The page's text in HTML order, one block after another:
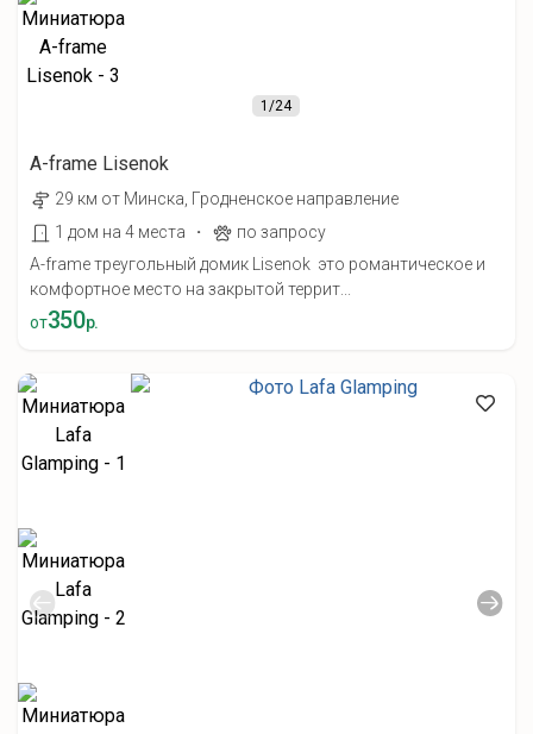
1/24
A-frame Lisenok
29 км от Минска, Гродненское направление
1 дом на 4 места
·
по запросу
A-frame треугольный домик Lisenok это романтическое и
комфортное место на закрытой террит...
от350р.